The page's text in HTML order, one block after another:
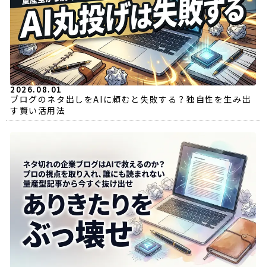
2026.08.01
ブログのネタ出しをAIに頼むと失敗する？独自性を生み出
す賢い活用法